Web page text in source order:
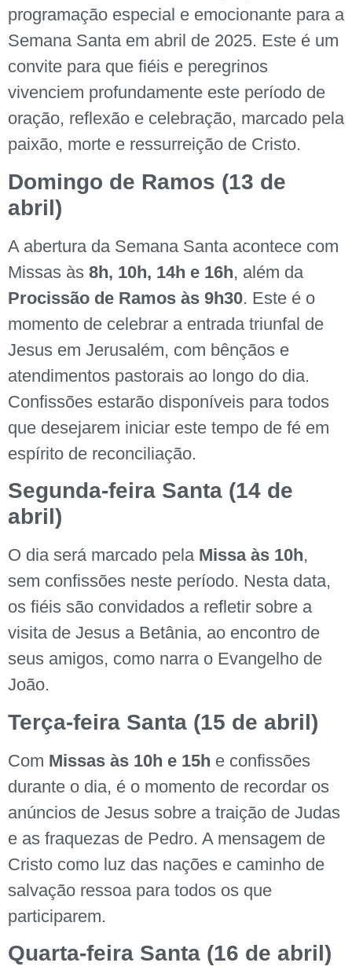
programação especial e emocionante para a
Semana Santa em abril de 2025. Este é um
convite para que fiéis e peregrinos
vivenciem profundamente este período de
oração, reflexão e celebração, marcado pela
paixão, morte e ressurreição de Cristo.
Domingo de Ramos (13 de
abril)
A abertura da Semana Santa acontece com
Missas às 8h, 10h, 14h e 16h, além da
Procissão de Ramos às 9h30. Este é o
momento de celebrar a entrada triunfal de
Jesus em Jerusalém, com bênçãos e
atendimentos pastorais ao longo do dia.
Confissões estarão disponíveis para todos
que desejarem iniciar este tempo de fé em
espírito de reconciliação.
Segunda-feira Santa (14 de
abril)
O dia será marcado pela Missa às 10h,
sem confissões neste período. Nesta data,
os fiéis são convidados a refletir sobre a
visita de Jesus a Betânia, ao encontro de
seus amigos, como narra o Evangelho de
João.
Terça-feira Santa (15 de abril)
Com Missas às 10h e 15h e confissões
durante o dia, é o momento de recordar os
anúncios de Jesus sobre a traição de Judas
e as fraquezas de Pedro. A mensagem de
Cristo como luz das nações e caminho de
salvação ressoa para todos os que
participarem.
Quarta-feira Santa (16 de abril)